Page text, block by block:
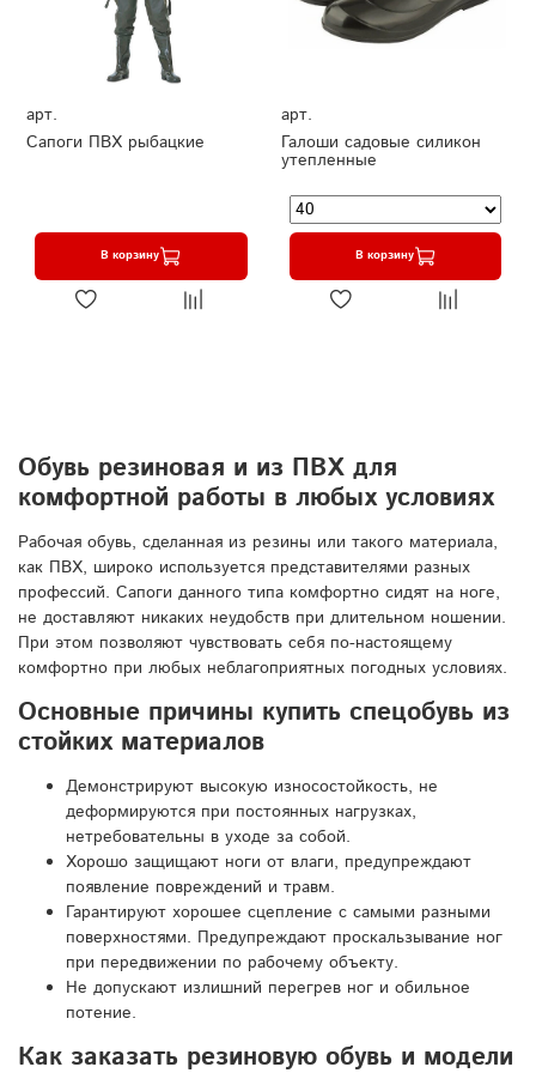
арт.
Сапоги ПВХ рыбацкие
В корзину
арт.
Галоши садовые силикон
утепленные
В корзину
Обувь резиновая и из ПВХ для
комфортной работы в любых условиях
Рабочая обувь, сделанная из резины или такого материала,
как ПВХ, широко используется представителями разных
профессий. Сапоги данного типа комфортно сидят на ноге,
не доставляют никаких неудобств при длительном ношении.
При этом позволяют чувствовать себя по-настоящему
комфортно при любых неблагоприятных погодных условиях.
Основные причины купить спецобувь из
стойких материалов
Демонстрируют высокую износостойкость, не
деформируются при постоянных нагрузках,
нетребовательны в уходе за собой.
Хорошо защищают ноги от влаги, предупреждают
появление повреждений и травм.
Гарантируют хорошее сцепление с самыми разными
поверхностями. Предупреждают проскальзывание ног
при передвижении по рабочему объекту.
Не допускают излишний перегрев ног и обильное
потение.
Как заказать резиновую обувь и модели